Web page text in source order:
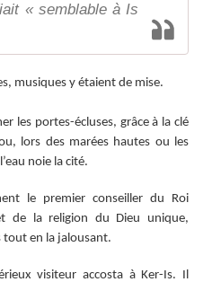
« semblable à Is
musiques y étaient de mise.
les portes-écluses, grâce à la clé
lors des marées hautes ou les
noie la cité.
le premier conseiller du Roi
de la religion du Dieu unique,
en la jalousant.
visiteur accosta à Ker-Is. Il